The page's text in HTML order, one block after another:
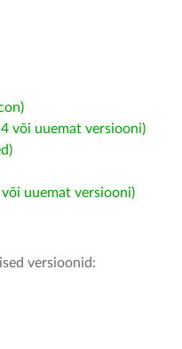
või uuemat versiooni)
uuemat versiooni)
versioonid: